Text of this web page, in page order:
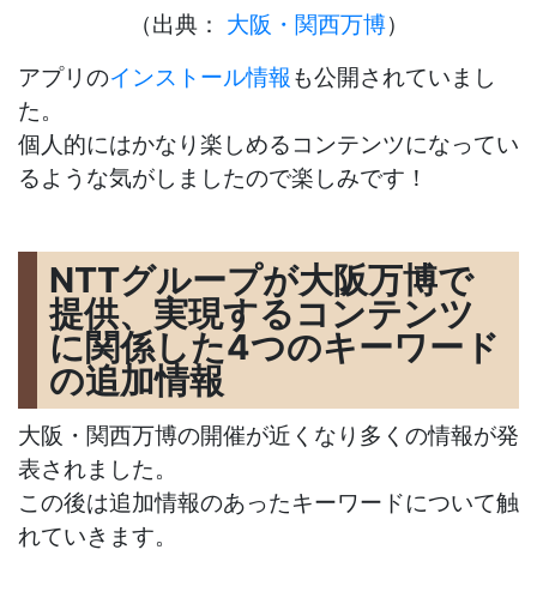
（出典： 大阪・関西万博）
アプリのインストール情報 も公開されていまし
た。
個人的にはかなり楽しめるコンテンツになってい
るような気がしましたので楽しみです！
NTTグループが大阪万博で
提供、実現するコンテンツ
に関係した4つのキーワード
の追加情報
大阪・関西万博の開催が近くなり多くの情報が発
表されました。
この後は追加情報のあったキーワードについて触
れていきます。